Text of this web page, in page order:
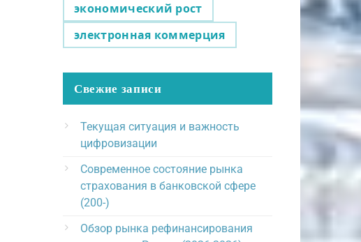
экономический рост
электронная коммерция
Свежие записи
Текущая ситуация и важность
цифровизации
Современное состояние рынка
страхования в банковской сфере
(200-)
Обзор рынка рефинансирования